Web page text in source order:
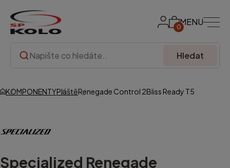
0MENU
Hledat
KOMPONENTYPláštěRenegade Control 2Bliss Ready T5
Specialized Renegade